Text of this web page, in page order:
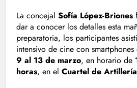
La concejal Sofía López-Briones
dar a conocer los detalles esta
preparatoria, los participantes
intensivo de cine con
9 al 13 de marzo, en horario de
horas, en el Cuartel de Artillería